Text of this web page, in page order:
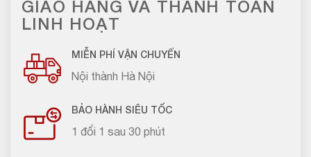
GIAO HÀNG VÀ THANH TOÁN
LINH HOẠT
MIỄN PHÍ VẬN CHUYỂN
Nội thành Hà Nội
BẢO HÀNH SIÊU TỐC
1 đổi 1 sau 30 phút